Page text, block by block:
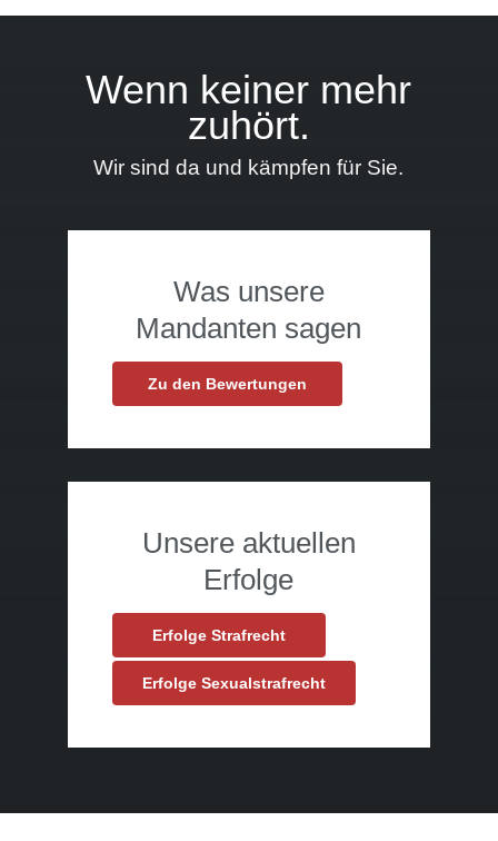
Wenn keiner mehr
zuhört.
Wir sind da und kämpfen für Sie.
Was unsere
Mandanten sagen
Zu den Bewertungen
Unsere aktuellen
Erfolge
Erfolge Strafrecht
Erfolge Sexualstrafrecht